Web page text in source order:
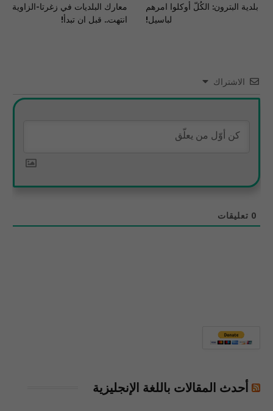
بلدية البترون: الكُلّ أوكلوا امرهم
لباسيل!
معارك البلديات في زغرتا-الزاوية
انتهت.. قبل ان تبدأ!
الاشتراك
0 تعليقات
أحدث المقالات باللغة الإنجليزية